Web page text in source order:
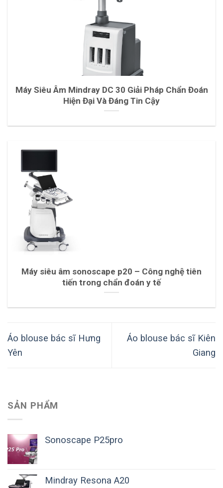
Máy Siêu Âm Mindray DC 30 Giải Pháp Chẩn Đoán
Hiện Đại Và Đáng Tin Cậy
Máy siêu âm sonoscape p20 – Công nghệ tiên
tiến trong chẩn đoán y tế
Áo blouse bác sĩ Hưng
Yên
Áo blouse bác sĩ Kiên
Giang
SẢN PHẨM
Sonoscape P25pro
Mindray Resona A20